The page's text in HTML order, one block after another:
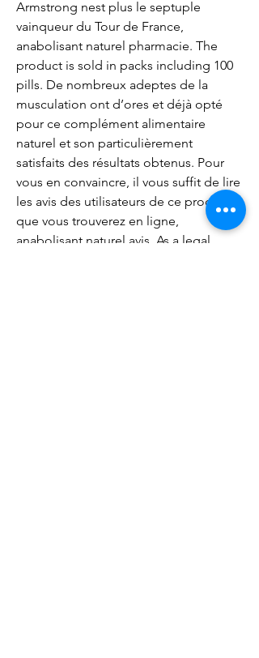
Armstrong nest plus le septuple
vainqueur du Tour de France,
anabolisant naturel pharmacie. The
product is sold in packs including 100
pills. De nombreux adeptes de la
musculation ont d’ores et déjà opté
pour ce complément alimentaire
naturel et son particulièrement
satisfaits des résultats obtenus. Pour
vous en convaincre, il vous suffit de lire
les avis des utilisateurs de ce produit
que vous trouverez en ligne,
anabolisant naturel avis. As a legal